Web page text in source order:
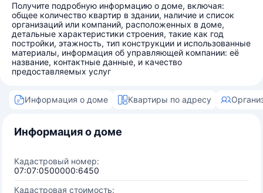
Получите подробную информацию о доме, включая:
общее количество квартир в здании, наличие и список
организаций или компаний, расположенных в доме,
детальные характеристики строения, такие как год
постройки, этажность, тип конструкции и использованные
материалы, информация об управляющей компании: её
название, контактные данные, и качество
предоставляемых услуг
Информация о доме Квартиры по адресу
Информация о доме
Кадастровый номер:
07:07:0500000:6450
Кадастровая стоимость: